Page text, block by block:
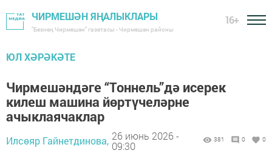
ЧИРМЕШӘН ЯҢАЛЫКЛАРЫ
"Безнең Чирмешән" газетасы - Чирмешән районы
16+
ЮЛ ХӘРӘКӘТЕ
Чирмешәндәге “Тоннель”дә исерек
килеш машина йөртүчеләрне
ачыклаячаклар
Илсөяр Гайнетдинова, 26 июнь 2026 -
09:30
381 0 0